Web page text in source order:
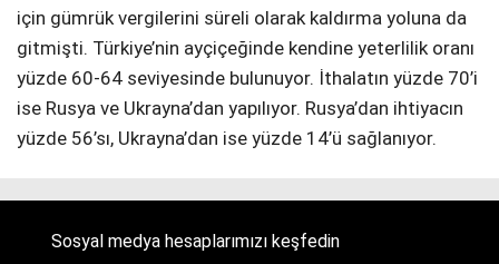
için gümrük vergilerini süreli olarak kaldırma yoluna da
gitmişti. Türkiye’nin ayçiçeğinde kendine yeterlilik oranı
yüzde 60-64 seviyesinde bulunuyor. İthalatın yüzde 70’i
ise Rusya ve Ukrayna’dan yapılıyor. Rusya’dan ihtiyacın
yüzde 56’sı, Ukrayna’dan ise yüzde 14’ü sağlanıyor.
Sosyal medya hesaplarımızı keşfedin